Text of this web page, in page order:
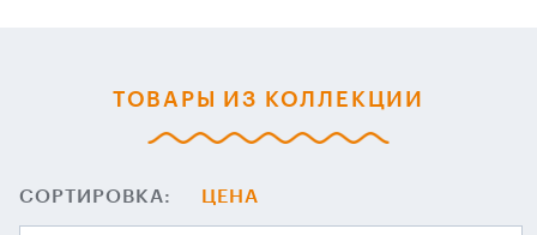
ТОВАРЫ ИЗ КОЛЛЕКЦИИ
СОРТИРОВКА: ЦЕНА